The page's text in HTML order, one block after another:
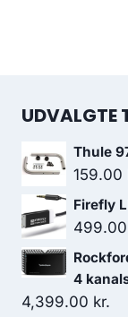
UDVALGTE
Thule
159.00
Firefly
499.00
4
4,399.00 kr.